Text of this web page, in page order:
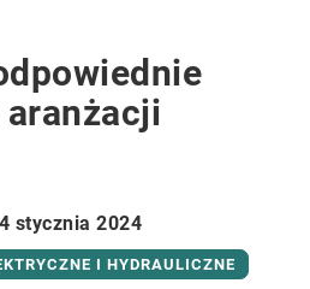
aranżacji
4 stycznia 2024
I HYDRAULICZNE